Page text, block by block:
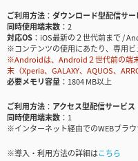
ご利用方法
ダウンロード型配信サー
同時使用端末数
2
対応OS
iOS最新の２世代前まで /
※コンテンツの使用にあたり、専用
※Androidは、Android２世代前の端
末（Xperia、GALAXY、AQUOS、
必要メモリ容量
1804 MB以上
ご利用方法
アクセス型配信サービス
同時使用端末数
1
※インターネット経由でのWEBブラ
※導入・利用方法の詳細はこちら